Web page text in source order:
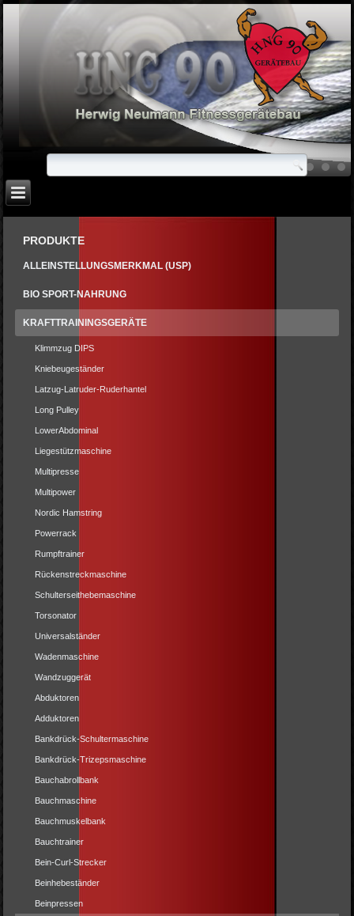
PRODUKTE
ALLEINSTELLUNGSMERKMAL (USP)
BIO SPORT-NAHRUNG
KRAFTTRAININGSGERÄTE
Klimmzug DIPS
Kniebeugeständer
Latzug-Latruder-Ruderhantel
Long Pulley
LowerAbdominal
Liegestützmaschine
Multipresse
Multipower
Nordic Hamstring
Powerrack
Rumpftrainer
Rückenstreckmaschine
Schulterseithebemaschine
Torsonator
Universalständer
Wadenmaschine
Wandzuggerät
Abduktoren
Adduktoren
Bankdrück-Schultermaschine
Bankdrück-Trizepsmaschine
Bauchabrollbank
Bauchmaschine
Bauchmuskelbank
Bauchtrainer
Bein-Curl-Strecker
Beinhebeständer
Beinpressen